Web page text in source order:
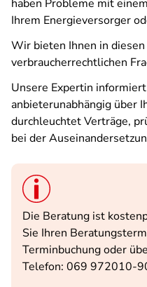
haben Probleme mit
Ihrem Energieversorger
Wir bieten Ihnen in
verbraucherrechtlichen
Unsere Expertin
anbieterunabhängig über
durchleuchtet Verträge,
bei der
Die Beratung ist
Sie Ihren
Terminbuchung oder
Telefon: 069 972010-